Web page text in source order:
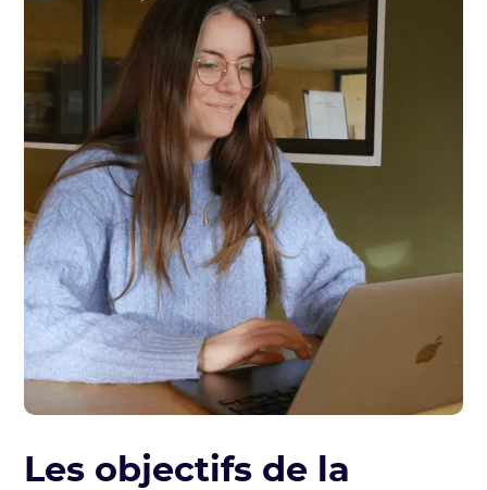
Les objectifs de la